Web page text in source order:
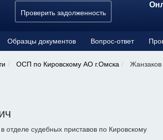
Проверить задолженность
Образцы документов Вопрос-ответ
ОСП по Кировскому АО г.Омска
отделе судебных приставов по Кировскому